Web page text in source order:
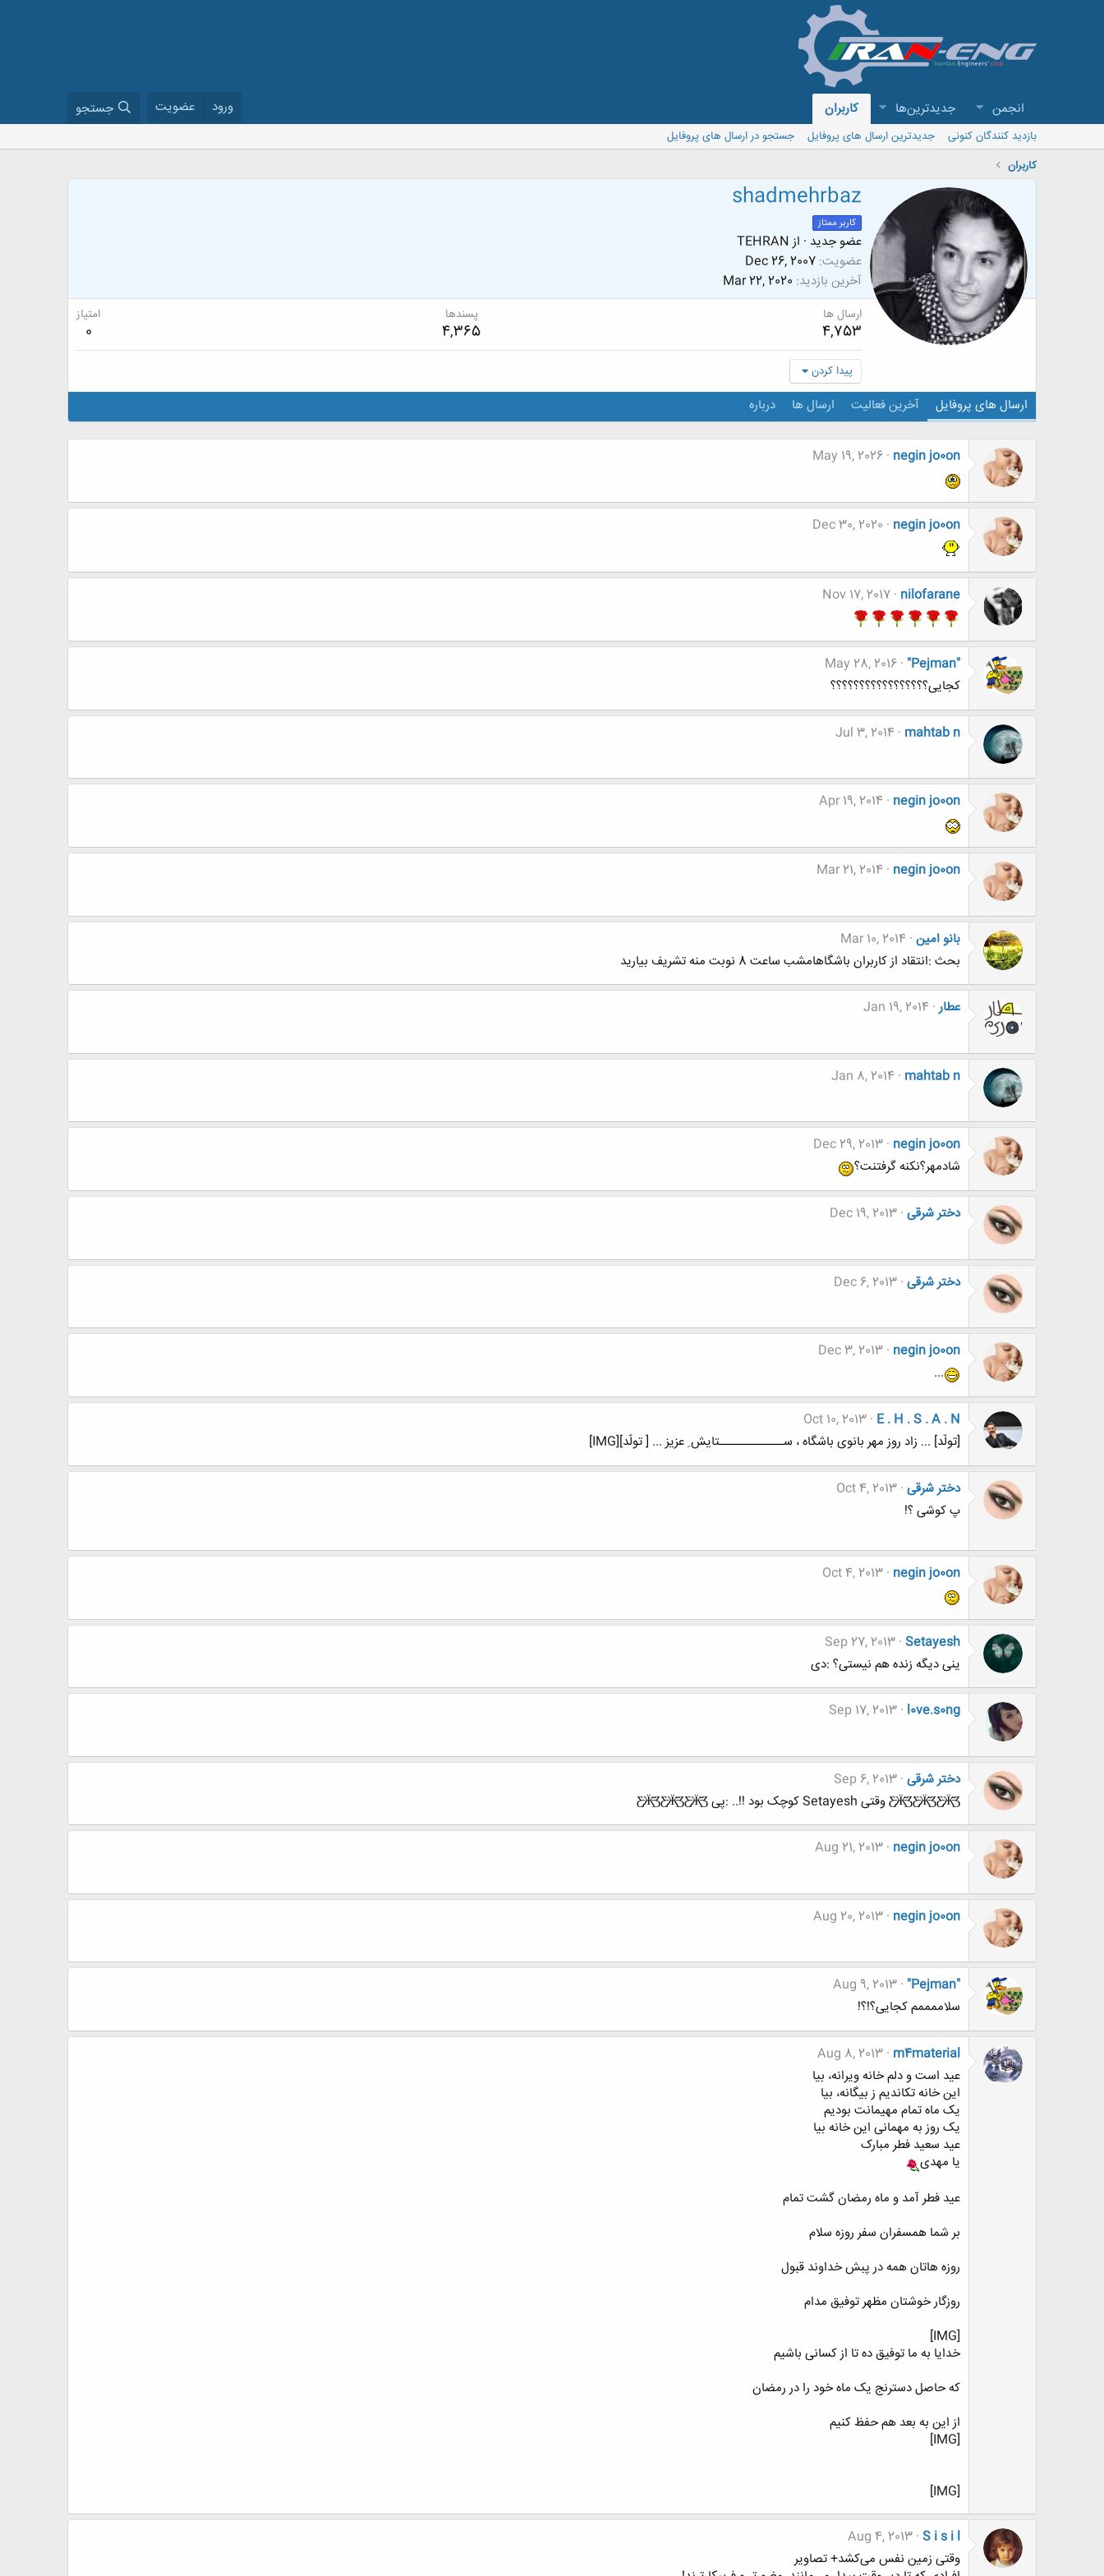
انجمن جدیدترین‌ها کاربران ورود عضویت جستجو
بازدید کنندگان کنونی جدیدترین ارسال های پروفایل
جستجو در ارسال های پروفایل
کاربران
shadmehrbaz
کاربر ممتاز
عضو جدید · از TEHRAN
عضویت Dec 26, 2007
آخرین بازدید Mar 22, 2020
ارسال ها
4,753
پسندها
4,365
امتیاز
0
پیدا کردن
ارسال های پروفایل آخرین فعالیت ارسال ها درباره
negin jo0on
May 19, 2026
negin jo0on
Dec 30, 2020
nilofarane
Nov 17, 2017
"Pejman"
May 28, 2016
کجایی؟؟؟؟؟؟؟؟؟؟؟؟؟؟؟؟؟
mahtab n
Jul 3, 2014
negin jo0on
Apr 19, 2014
negin jo0on
Mar 21, 2014
بانو امین Mar 10, 2014
بحث :انتقاد از کاربران باشگاهامشب ساعت 8 نوبت منه تشریف بیارید
عطار Jan 19, 2014
mahtab n
Jan 8, 2014
negin jo0on
Dec 29, 2013
شادمهر؟نکنه گرفتنت؟
دختر شرقی Dec 19, 2013
دختر شرقی Dec 6, 2013
negin jo0on
Dec 3, 2013
...
E . H . S . A . N
Oct 10, 2013
[تولّد] ... زاد روز مهر بانوی باشگاه ، ســـــــــــــتایش ِ عزیز ... [ تولّد][IMG]
دختر شرقی Oct 4, 2013
پ کوشی ؟!
negin jo0on
Oct 4, 2013
Setayesh
Sep 27, 2013
ینی دیگه زنده هم نیستی؟ :دی
l0ve.s0ng
Sep 17, 2013
دختر شرقی Sep 6, 2013
Ƹ̵̡Ӝ̵̨̄ƷƸ̵̡Ӝ̵̨̄ƷƸ̵̡Ӝ̵̨̄Ʒ وقتی Setayesh کوچک بود !!.. :پی Ƹ̵̡Ӝ̵̨̄ƷƸ̵̡Ӝ̵̨̄ƷƸ̵̡Ӝ̵̨̄Ʒ
negin jo0on
Aug 21, 2013
negin jo0on
Aug 20, 2013
"Pejman"
Aug 9, 2013
سلاممممم کجایی؟!؟!
m4material
Aug 8, 2013
عید است و دلم خانه ویرانه، بیا
این خانه تکاندیم ز بیگانه، بیا
یک ماه تمام مهیمانت بودیم
یک روز به مهمانی این خانه بیا
عید سعید فطر مبارک
یا مهدی
عید فطر آمد و ماه رمضان گشت تمام
بر شما همسفران سفر روزه سلام
روزه هاتان همه در پبش خداوند قبول
روزگار خوشتان مظهر توفیق مدام
[IMG]
خدایا به ما توفیق ده تا از کسانی باشیم
که حاصل دسترنج یک ماه خود را در رمضان
از این به بعد هم حفظ کنیم
[IMG]
[IMG]
S i s i l
Aug 4, 2013
وقتی زمین نفس می‌کشد‌+ تصاویر